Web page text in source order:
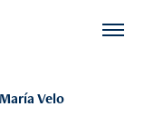
Velo